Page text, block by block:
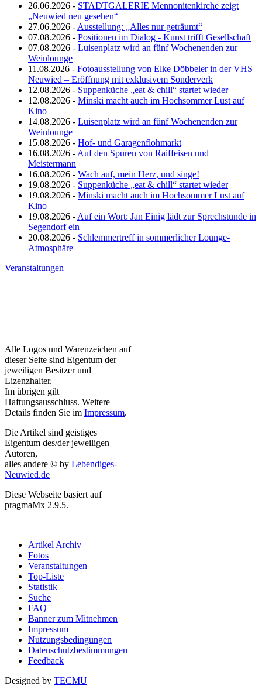
26.06.2026 - STADTGALERIE Mennonitenkirche zeigt
„Neuwied neu gesehen“
27.06.2026 - Ausstellung: „Alles nur geträumt“
07.08.2026 - Positionen im Dialog - Kunst trifft Gesellschaft
07.08.2026 - Luisenplatz wird an fünf Wochenenden zur
Weinlounge
11.08.2026 - Fotoausstellung von Elke Döbbeler in der VHS
Neuwied – Eröffnung mit exklusivem Sonderverk
12.08.2026 - Suppenküche „eat & chill“ startet wieder
12.08.2026 - Minski macht auch im Hochsommer Lust auf
Kino
14.08.2026 - Luisenplatz wird an fünf Wochenenden zur
Weinlounge
15.08.2026 - Hof- und Garagenflohmarkt
16.08.2026 - Auf den Spuren von Raiffeisen und
Meistermann
16.08.2026 - Wach auf, mein Herz, und singe!
19.08.2026 - Suppenküche „eat & chill“ startet wieder
19.08.2026 - Minski macht auch im Hochsommer Lust auf
Kino
19.08.2026 - Auf ein Wort: Jan Einig lädt zur Sprechstunde in
Segendorf ein
20.08.2026 - Schlemmertreff in sommerlicher Lounge-
Atmosphäre
Veranstaltungen
Alle Logos und Warenzeichen auf
dieser Seite sind Eigentum der
jeweiligen Besitzer und
Lizenzhalter.
Im übrigen gilt
Haftungsausschluss. Weitere
Details finden Sie im Impressum.
Die Artikel sind geistiges
Eigentum des/der jeweiligen
Autoren,
alles andere © by Lebendiges-
Neuwied.de
Diese Webseite basiert auf
pragmaMx 2.9.5.
Artikel Archiv
Fotos
Veranstaltungen
Top-Liste
Statistik
Suche
FAQ
Banner zum Mitnehmen
Impressum
Nutzungsbedingungen
Datenschutzbestimmungen
Feedback
Designed by TECMU